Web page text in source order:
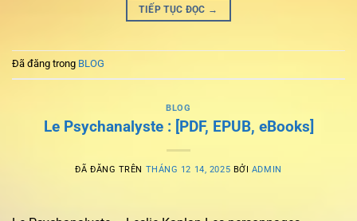
TIẾP TỤC ĐỌC →
Đã đăng trong BLOG
BLOG
Le Psychanalyste : [PDF, EPUB, eBooks]
ĐÃ ĐĂNG TRÊN THÁNG 12 14, 2025 BỞI ADMIN